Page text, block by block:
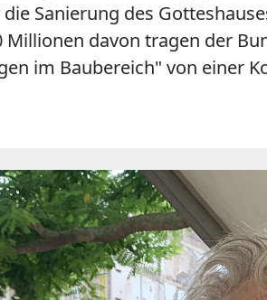
Sanierung des
davon tragen der
im Baubereich" von einer